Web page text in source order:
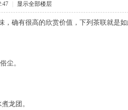
显示全部楼层
，确有很高的欣赏价值，下列茶联就是如
尘。
龙团。